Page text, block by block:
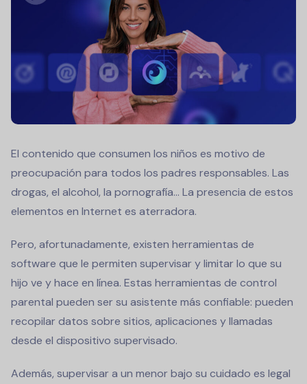
El contenido que consumen los niños es motivo de
preocupación para todos los padres responsables. Las
drogas, el alcohol, la pornografía... La presencia de estos
elementos en Internet es aterradora.
Pero, afortunadamente, existen herramientas de
software que le permiten supervisar y limitar lo que su
hijo ve y hace en línea. Estas herramientas de control
parental pueden ser su asistente más confiable: pueden
recopilar datos sobre sitios, aplicaciones y llamadas
desde el dispositivo supervisado.
Además, supervisar a un menor bajo su cuidado es legal